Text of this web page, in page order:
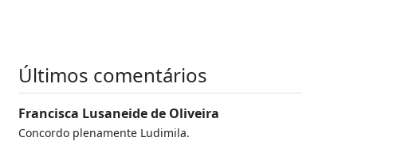
Últimos comentários
Francisca Lusaneide de Oliveira
Concordo plenamente Ludimila.